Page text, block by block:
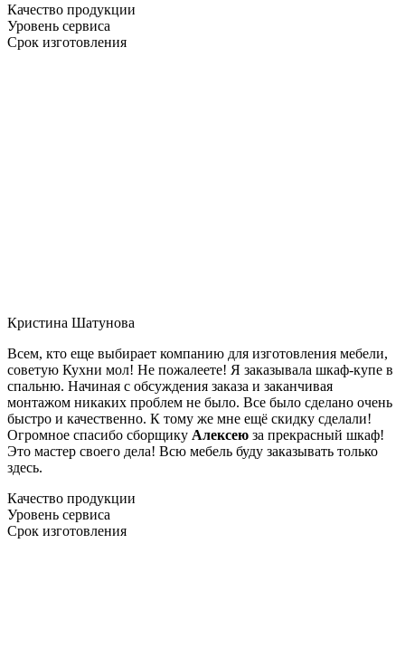
Качество продукции
Уровень сервиса
Срок изготовления
Кристина Шатунова
Всем, кто еще выбирает компанию для изготовления мебели,
советую Кухни мол! Не пожалеете! Я заказывала шкаф-купе в
спальню. Начиная с обсуждения заказа и заканчивая
монтажом никаких проблем не было. Все было сделано очень
быстро и качественно. К тому же мне ещё скидку сделали!
Огромное спасибо сборщику Алексею за прекрасный шкаф!
Это мастер своего дела! Всю мебель буду заказывать только
здесь.
Качество продукции
Уровень сервиса
Срок изготовления